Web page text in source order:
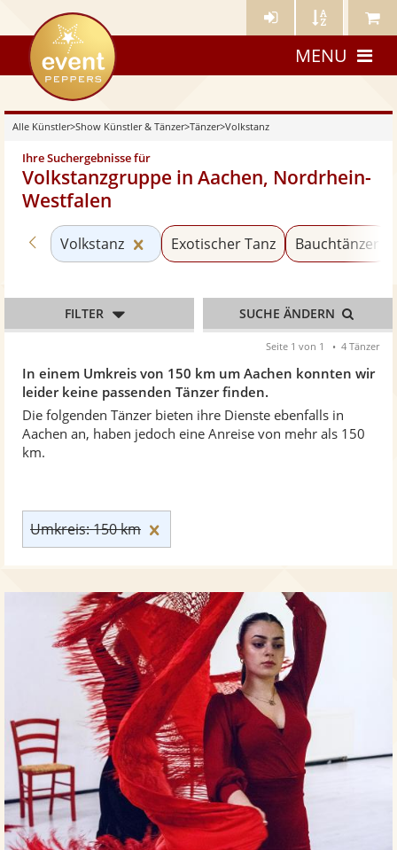
Künstler- Künstler Meine
eventpeppers
MENU
Alle Künstler>Show Künstler & Tänzer>Tänzer>Volkstanz
Ihre Suchergebnisse für
Volkstanzgruppe in Aachen, Nordrhein-
Westfalen
In einem Umkreis von 150 km um Aachen konnten wir
leider keine passenden Tänzer finden.
Die folgenden Tänzer bieten ihre Dienste ebenfalls in
Aachen an, haben jedoch eine Anreise von mehr als 150
km.
Zurück zu «Tänzer»
Volkstanz Kategorie «Volkstanz» zurücksetzen
Exotischer Tanz Bauchtänzer
Umkreis: 150 km
FILTER SUCHE ÄNDERN
Seite 1 von 1 4 Tänzer